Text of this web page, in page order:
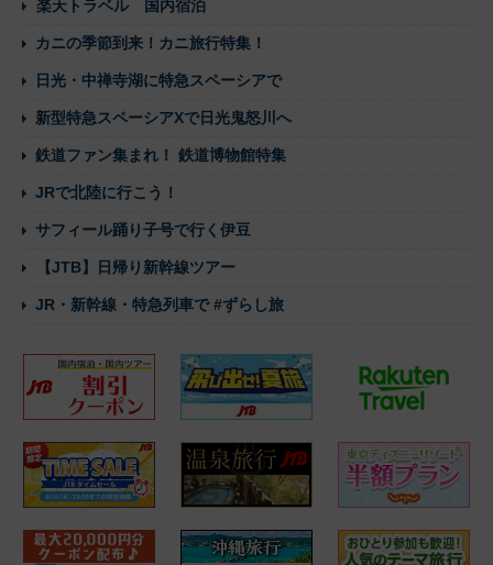
楽天トラベル 国内宿泊
カニの季節到来！カニ旅行特集！
日光・中禅寺湖に特急スペーシアで
新型特急スペーシアXで日光鬼怒川へ
鉄道ファン集まれ！ 鉄道博物館特集
JRで北陸に行こう！
サフィール踊り子号で行く伊豆
【JTB】日帰り新幹線ツアー
JR・新幹線・特急列車で #ずらし旅